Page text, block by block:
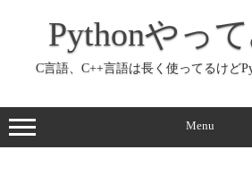
ッ
プ
Pythonやっ
C言語、C++言語は長く使ってるけど
Menu